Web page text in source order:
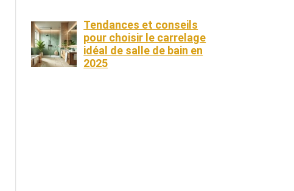
Tendances et conseils
pour choisir le carrelage
idéal de salle de bain en
2025